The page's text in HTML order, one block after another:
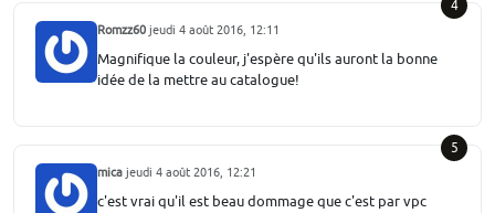
4
Romzz60 jeudi 4 août 2016, 12:11
Magnifique la couleur, j'espère qu'ils auront la bonne
idée de la mettre au catalogue!
5
mica jeudi 4 août 2016, 12:21
c'est vrai qu'il est beau dommage que c'est par vpc